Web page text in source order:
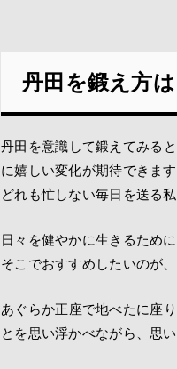
丹田を鍛え方
丹田を意識して鍛えてみる
に嬉しい変化が期待できます
どれも忙しない毎日を送る
日々を健やかに生きるため
そこでおすすめしたいのが、
あぐらか正座で地べたに座
とを思い浮かべながら、思